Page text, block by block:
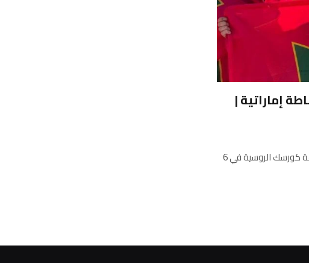
تبادل بوساطة إماراتية |
وهذا هو أول تبادل من نوعه منذ أن شنت أوكرانيا توغلاً مفاجئاً في منطقة كورسك الروسية في 6